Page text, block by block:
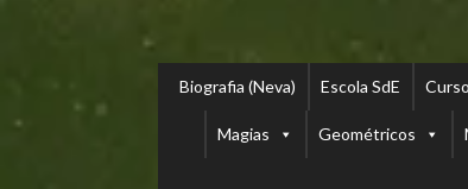
Biografia (Neva) Escola SdE
Magias Geométricos